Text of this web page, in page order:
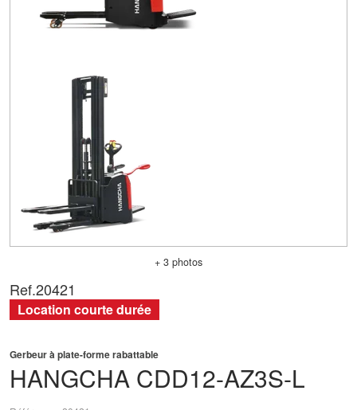
+ 3 photos
HANGCHA CDD12-AZ3S-L
Gerbeur à plate-forme rabattable
Ref.20421
Location courte durée